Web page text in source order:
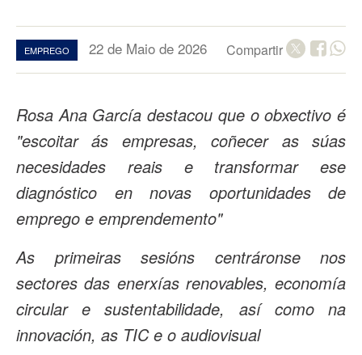
EMPREGO 22 de Maio de 2026 Compartir
Rosa Ana García destacou que o obxectivo é
"escoitar ás empresas, coñecer as súas
necesidades reais e transformar ese
diagnóstico en novas oportunidades de
emprego e emprendemento"
As primeiras sesións centráronse nos
sectores das enerxías renovables, economía
circular e sustentabilidade, así como na
innovación, as TIC e o audiovisual